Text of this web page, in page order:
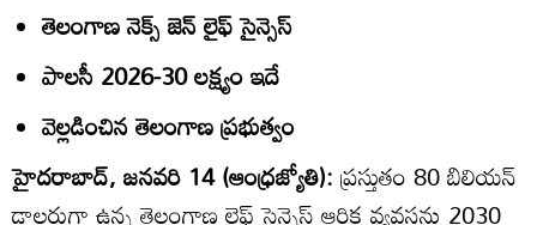
తెలంగాణ నెక్స్‌ జెన్‌ లైఫ్‌ సైన్సెస్‌
పాలసీ 2026-30 లక్ష్యం ఇదే
వెల్లడించిన తెలంగాణ ప్రభుత్వం
హైదరాబాద్‌, జనవరి 14 (ఆంధ్రజ్యోతి):ప్రస్తుతం 80 బిలియన్‌
డాలర్లుగా ఉన్న తెలంగాణ లైఫ్‌ సైన్సెస్‌ ఆర్థిక వ్యవస్థను 2030